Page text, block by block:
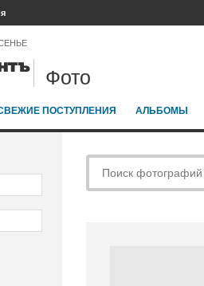
Фото
ПОСТУПЛЕНИЯ АЛЬБОМЫ